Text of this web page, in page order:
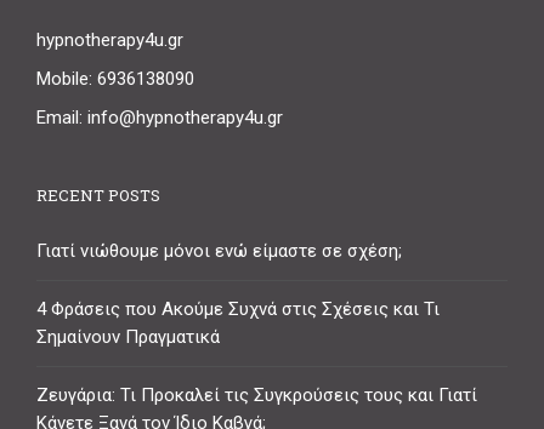
hypnotherapy4u.gr
Mobile: 6936138090
Email: info@hypnotherapy4u.gr
RECENT POSTS
Γιατί νιώθουμε μόνοι ενώ είμαστε σε σχέση;
4 Φράσεις που Ακούμε Συχνά στις Σχέσεις και Τι
Σημαίνουν Πραγματικά
Ζευγάρια: Τι Προκαλεί τις Συγκρούσεις τους και Γιατί
Κάνετε Ξανά τον Ίδιο Καβγά;